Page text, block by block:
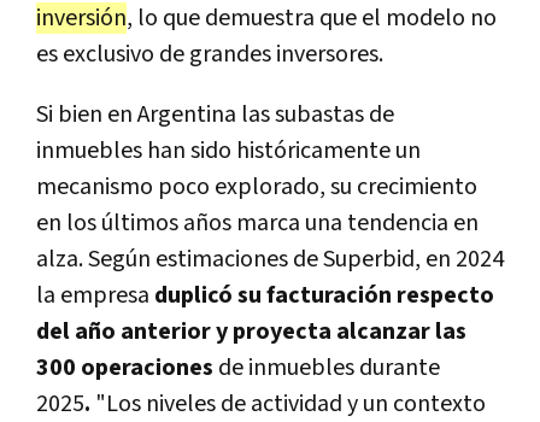
inversión, lo que demuestra que el modelo no
es exclusivo de grandes inversores.
Si bien en Argentina las subastas de
inmuebles han sido históricamente un
mecanismo poco explorado, su crecimiento
en los últimos años marca una tendencia en
alza. Según estimaciones de Superbid, en 2024
la empresa duplicó su facturación respecto
del año anterior y proyecta alcanzar las
300 operaciones de inmuebles durante
2025. "Los niveles de actividad y un contexto